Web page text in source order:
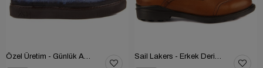
Özel Üretim - Günlük Ayakkabı 101-2630-11473 Sail Lakers - Erkek Deri Bot 102-1599-1458